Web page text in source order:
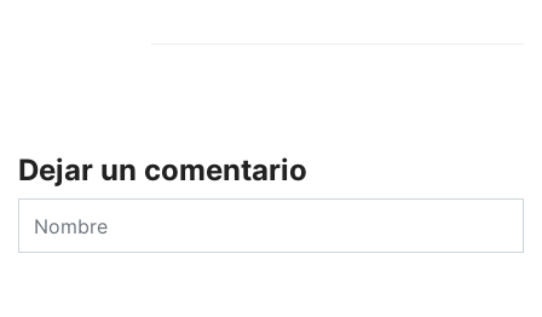
Dejar un comentario